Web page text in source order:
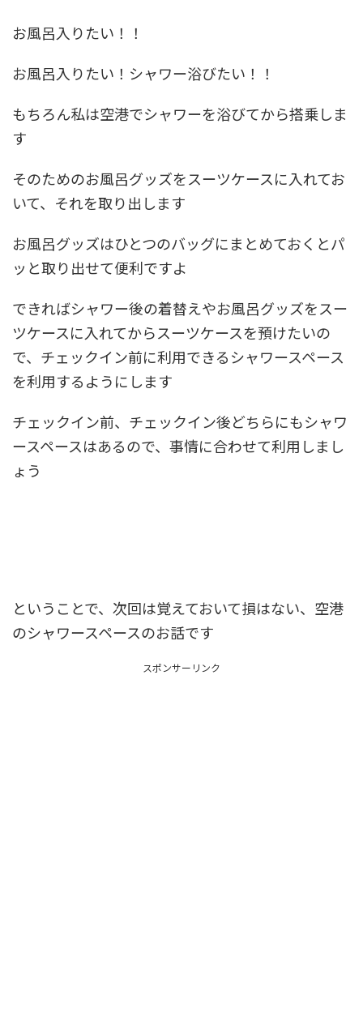
お風呂入りたい！！
お風呂入りたい！シャワー浴びたい！！
もちろん私は空港でシャワーを浴びてから搭乗しま
す
そのためのお風呂グッズをスーツケースに入れてお
いて、それを取り出します
お風呂グッズはひとつのバッグにまとめておくとパ
ッと取り出せて便利ですよ
できればシャワー後の着替えやお風呂グッズをスー
ツケースに入れてからスーツケースを預けたいの
で、チェックイン前に利用できるシャワースペース
を利用するようにします
チェックイン前、チェックイン後どちらにもシャワ
ースペースはあるので、事情に合わせて利用しまし
ょう
ということで、次回は覚えておいて損はない、空港
のシャワースペースのお話です
スポンサーリンク